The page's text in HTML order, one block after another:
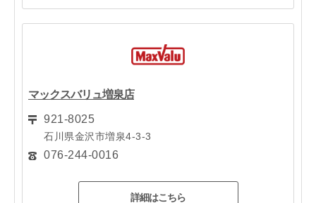
マックスバリュ増泉店
921-8025
石川県金沢市増泉4-3-3
076-244-0016
詳細はこちら